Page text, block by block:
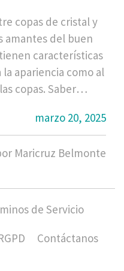
copas de cristal y
amantes del buen
características
apariencia como al
copas. Saber
cuidando
fina.
marzo 20, 2025
Maricruz Belmonte
de Servicio
Contáctanos